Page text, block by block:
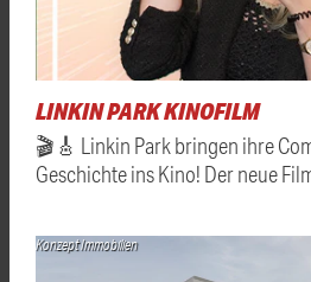
LINKIN PARK KINOFILM
🎬🎸 Linkin Park bringen ihre
Geschichte ins Kino! Der neue
Konzept Immobilien